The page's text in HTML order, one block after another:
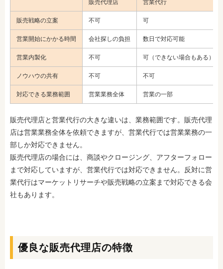
販売代理店 営業代行
販売戦略の立案 不可 可
営業開始にかかる時間 会社探しの負担 数日で対応可能
営業内製化 不可 可（できない場合もある）
ノウハウの共有 不可 不可
対応できる業務範囲 営業業務全体 営業の一部
販売代理店と営業代行の大きな違いは、業務範囲です。販売代理
店は営業業務全体を依頼できますが、営業代行では営業業務の一
部しか対応できません。
販売代理店の場合には、商談やクロージング、アフターフォロー
まで対応していますが、営業代行では対応できません。反対に営
業代行はマーケットリサーチや販売戦略の立案まで対応できる会
社もあります。
優良な販売代理店の特徴